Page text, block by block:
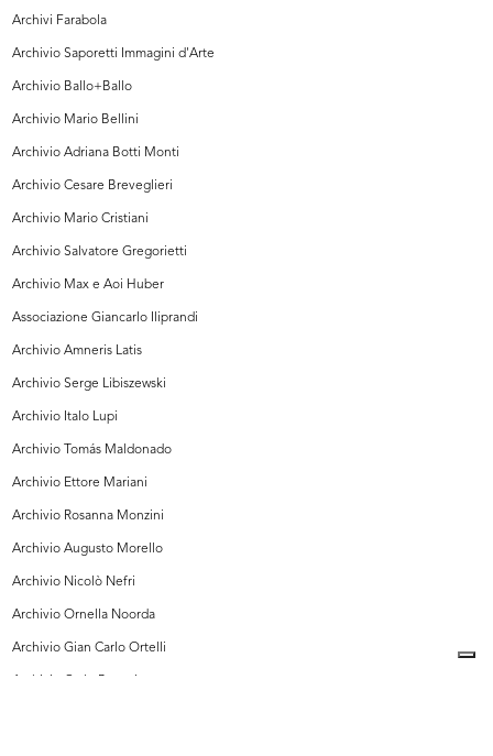
Archivi Farabola
Archivio Saporetti Immagini d'Arte
Archivio Ballo+Ballo
Archivio Mario Bellini
Archivio Adriana Botti Monti
Archivio Cesare Breveglieri
Archivio Mario Cristiani
Archivio Salvatore Gregorietti
Archivio Max e Aoi Huber
Associazione Giancarlo Iliprandi
Archivio Amneris Latis
Archivio Serge Libiszewski
Archivio Italo Lupi
Archivio Tomás Maldonado
Archivio Ettore Mariani
Archivio Rosanna Monzini
Archivio Augusto Morello
Archivio Nicolò Nefri
Archivio Ornella Noorda
Archivio Gian Carlo Ortelli